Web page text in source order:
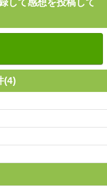
して感想を投稿して
(4)